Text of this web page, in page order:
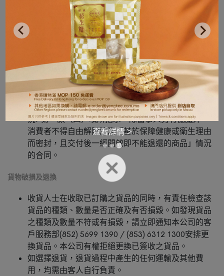
查看詳情 >
項及第五十四條第一款（十）項的規定而負有的訂立
合同前提供資訊的義務，自由解除合同的權利的行使
期間，自第一款所規定的期間屆滿時起增加三十日。
三、如合同條款規定行使自由解除合同的權利將導致
向消費者強加懲罰，又或設定放棄該權利，該等合同
條款視為無效。
另根據澳門特別行政區第9/2021號法律《消費者權益
保護法》第六十五條<自由解除合同的權利的例外情
況>第一款（四）項所指示，除當事人另有協議外，
消費者不得自由解除涉及「基於保障健康或衛生理由
而密封，且交付後一經開啟即不能退還的商品」情況
的合同。
貨物破損及退換
收貨人士在收取已訂購之貨品的同時，有責任檢查該
貨品的種類、數量是否正確及有否損毀。如發現貨品
之種類及數量不符或有損毀，請立即通知本公司的客
戶服務部(852) 5699 1390 / (853) 6312 1300安排更
換貨品。本公司有權拒絕更換已簽收之貨品。
如選擇退貨，退貨過程中產生的任何運輸及其他費
用，均需由客人自行負責。